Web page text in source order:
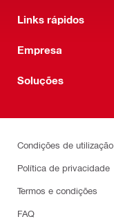
Links rápidos
Empresa
Soluções
Condições de utilização
Política de privacidade
Termos e condições
FAQ